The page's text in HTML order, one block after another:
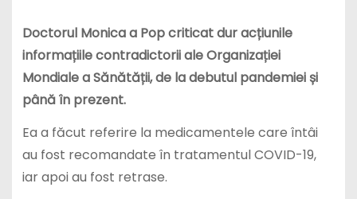
Doctorul Monica a Pop criticat dur acțiunile
informațiile contradictorii ale Organizației
Mondiale a Sănătății, de la debutul pandemiei și
până în prezent.
Ea a făcut referire la medicamentele care întâi
au fost recomandate în tratamentul COVID-19,
iar apoi au fost retrase.